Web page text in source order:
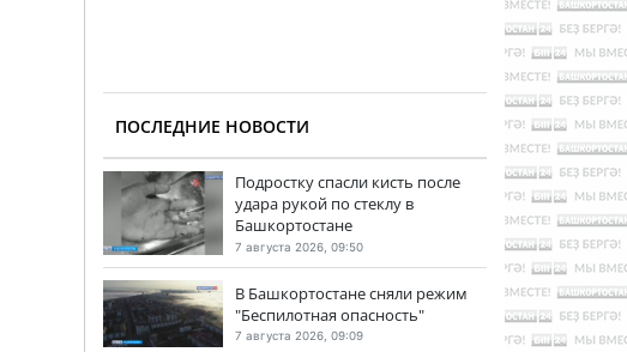
ПОСЛЕДНИЕ НОВОСТИ
Подростку спасли кисть после
удара рукой по стеклу в
Башкортостане
7 августа 2026, 09:50
В Башкортостане сняли режим
"Беспилотная опасность"
7 августа 2026, 09:09